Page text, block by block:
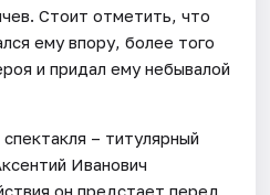
Стоит отметить, что
ему впору, более того
и придал ему небывалой
– титулярный
Иванович
он предстает перед